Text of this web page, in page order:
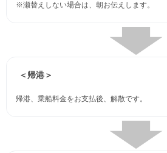
※瀬替えしない場合は、朝お伝えします。
＜帰港＞
帰港、乗船料金をお支払後、解散です。